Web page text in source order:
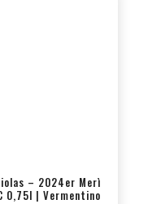
– 2024er Merì
0,75l | Vermentino